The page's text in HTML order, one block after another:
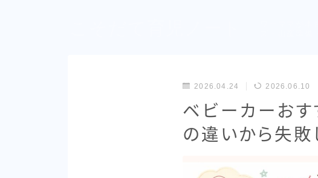
2026.04.24 2026.06.10
ベビーカーおす
の違いから失敗